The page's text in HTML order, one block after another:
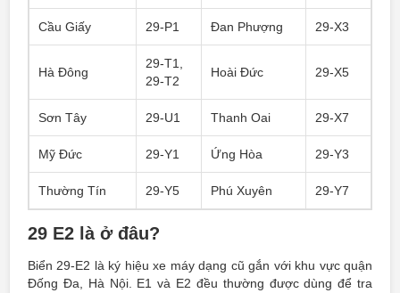
Cầu Giấy 29-P1 Đan Phượng 29-X3
Hà Đông
29-T1,
29-T2
Hoài Đức 29-X5
Sơn Tây 29-U1 Thanh Oai 29-X7
Mỹ Đức 29-Y1 Ứng Hòa 29-Y3
Thường Tín 29-Y5 Phú Xuyên 29-Y7
29 E2 là ở đâu?
Biển 29-E2 là ký hiệu xe máy dạng cũ gắn với khu vực quận
Đống Đa, Hà Nội. E1 và E2 đều thường được dùng để tra